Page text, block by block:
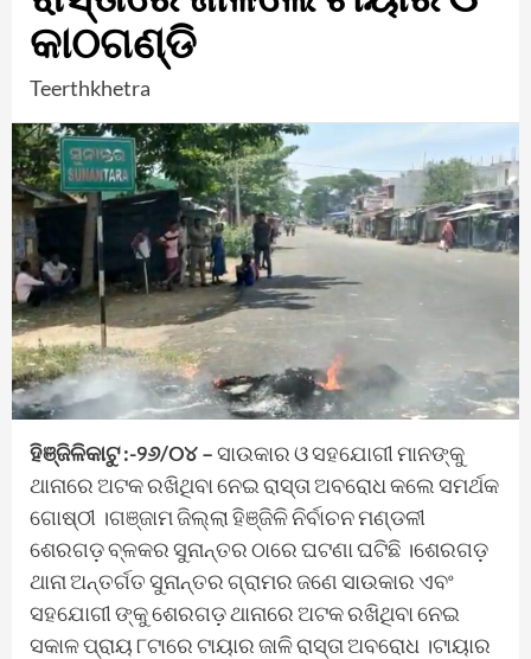
କାଠଗଣ୍ଡି
Teerthkhetra
ହିଞ୍ଜିଳିକାଟୁ :-୨୬/୦୪ –ସାଉକାର ଓ ସହଯୋଗୀ ମାନଙ୍କୁ
ଥାନାରେ ଅଟକ ରଖିଥିବା ନେଇ ରାସ୍ତା ଅବରୋଧ କଲେ ସମର୍ଥକ
ଗୋଷ୍ଠୀ ।ଗଞ୍ଜାମ ଜିଲ୍ଲା ହିଞ୍ଜିଳି ନିର୍ବାଚନ ମଣ୍ଡଳୀ
ଶେରଗଡ଼ ବ୍ଳକର ସୁନାନ୍ତର ଠାରେ ଘଟଣା ଘଟିଛି ।ଶେରଗଡ଼
ଥାନା ଅନ୍ତର୍ଗତ ସୁନାନ୍ତର ଗ୍ରାମର ଜଣେ ସାଉକାର ଏବଂ
ସହଯୋଗୀ ଙ୍କୁ ଶେରଗଡ଼ ଥାନାରେ ଅଟକ ରଖିଥିବା ନେଇ
ସକାଳ ପ୍ରାୟ ୮ଟାରେ ଟାୟାର ଜାଳି ରାସ୍ତା ଅବରୋଧ ।ଟାୟାର